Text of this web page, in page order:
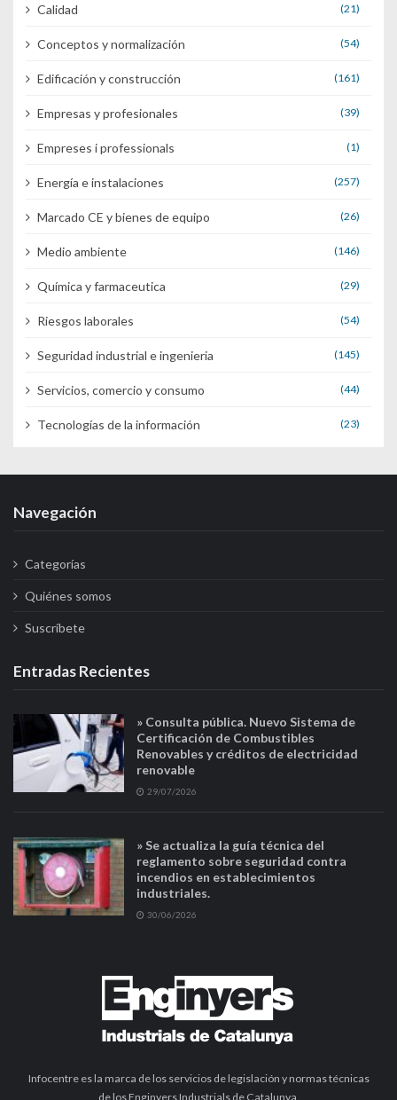
Calidad (21)
Conceptos y normalización (54)
Edificación y construcción (161)
Empresas y profesionales (39)
Empreses i professionals (1)
Energía e instalaciones (257)
Marcado CE y bienes de equipo (26)
Medio ambiente (146)
Química y farmaceutica (29)
Riesgos laborales (54)
Seguridad industrial e ingenieria (145)
Servicios, comercio y consumo (44)
Tecnologías de la información (23)
Navegación
Categorías
Quiénes somos
Suscríbete
Entradas Recientes
» Consulta pública. Nuevo Sistema de
Certificación de Combustibles
Renovables y créditos de electricidad
renovable
29/07/2026
» Se actualiza la guía técnica del
reglamento sobre seguridad contra
incendios en establecimientos
industriales.
30/06/2026
Infocentre es la marca de los servicios de legislación y normas técnicas
de los Enginyers Industrials de Catalunya.